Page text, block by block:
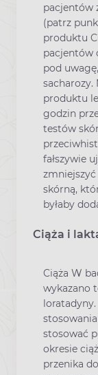
pacjentów
(patrz
produktu
pacjentów
pod
sacharozy.
produktu
godzin
testów
fałszywie
skórną,
byłaby
Ciąża i
Ciąża W
wykazano
stosować
okresie
przenika